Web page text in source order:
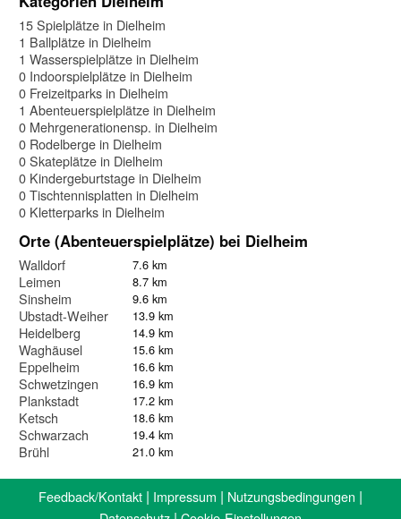
15 Spielplätze in Dielheim
1 Ballplätze in Dielheim
1 Wasserspielplätze in Dielheim
0 Indoorspielplätze in Dielheim
0 Freizeitparks in Dielheim
1 Abenteuerspielplätze in Dielheim
0 Mehrgenerationensp. in Dielheim
0 Rodelberge in Dielheim
0 Skateplätze in Dielheim
0 Kindergeburtstage in Dielheim
0 Tischtennisplatten in Dielheim
0 Kletterparks in Dielheim
Orte (Abenteuerspielplätze) bei Dielheim
Walldorf 7.6 km
Leimen 8.7 km
Sinsheim 9.6 km
Ubstadt-Weiher 13.9 km
Heidelberg 14.9 km
Waghäusel 15.6 km
Eppelheim 16.6 km
Schwetzingen 16.9 km
Plankstadt 17.2 km
Ketsch 18.6 km
Schwarzach 19.4 km
Brühl 21.0 km
Feedback/Kontakt | Impressum | Nutzungsbedingungen |